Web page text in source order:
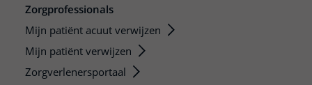
Zorgprofessionals
Mijn patiënt acuut verwijzen
Mijn patiënt verwijzen
Zorgverlenersportaal